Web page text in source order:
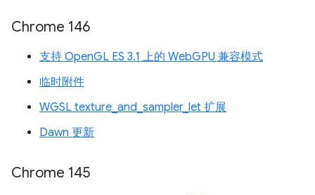
Chrome 146
支持 OpenGL ES 3.1 上的 WebGPU 兼容模式
临时附件
WGSL texture_and_sampler_let 扩展
Dawn 更新
Chrome 145